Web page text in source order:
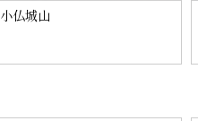
小仏城山